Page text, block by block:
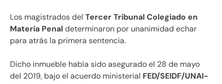
Los magistrados del Tercer Tribunal Colegiado en
Materia Penaldeterminaron por unanimidad echar
para atrás la primera sentencia.
Dicho inmueble había sido asegurado el 28 de mayo
del 2019, bajo el acuerdo ministerial FED/SEIDF/UNAI-